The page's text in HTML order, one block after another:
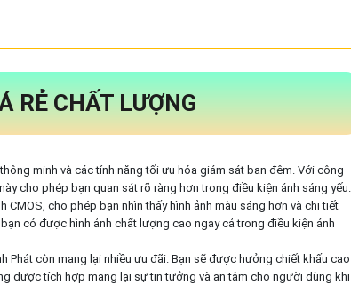
RẺ CHẤT LƯỢNG
minh và các tính năng tối ưu hóa giám sát ban đêm. Với công
cho phép bạn quan sát rõ ràng hơn trong điều kiện ánh sáng yếu.
cho phép bạn nhìn thấy hình ảnh màu sáng hơn và chi tiết
có được hình ảnh chất lượng cao ngay cả trong điều kiện ánh
Phát còn mang lại nhiều ưu đãi. Bạn sẽ được hưởng chiết khấu cao
được tích hợp mang lại sự tin tưởng và an tâm cho người dùng khi